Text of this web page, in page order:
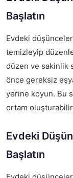
Başlatın
Evdeki
temizleyip
düzen ve sakinlik
önce gereksiz
yerine koyun. Bu
ortam
Evdeki
Başlatın